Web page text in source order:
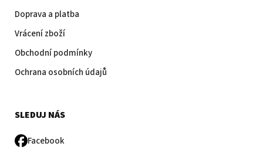
Doprava a platba
Vrácení zboží
Obchodní podmínky
Ochrana osobních údajů
SLEDUJ NÁS
Facebook